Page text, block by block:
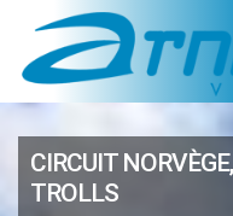
CIRCUIT
TROLLS